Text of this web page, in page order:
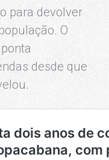
para devolver
O
desde que